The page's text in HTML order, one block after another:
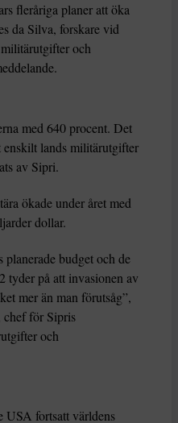
fleråriga planer att öka
da Silva, forskare vid
och
med 640 procent. Det
enskilt lands militärutgifter
av Sipri.
ökade under året med
dollar.
budget och de
tyder på att invasionen av
mer än man förutsåg”,
chef för Sipris
och
USA fortsatt världens